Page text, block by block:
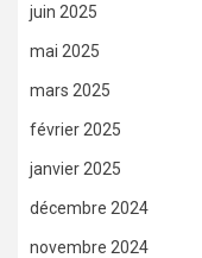
juin 2025
mai 2025
mars 2025
février 2025
janvier 2025
décembre 2024
novembre 2024